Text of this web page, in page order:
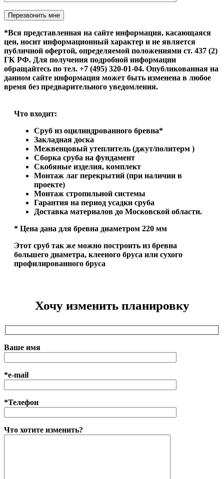
Оставьте это поле пустым.
*Вся представленная на сайте информация, касающаяся
цен, носит информационный характер и не является
публичной офертой, определяемой положениями ст. 437 (2)
ГК РФ. Для получения подробной информации
обращайтесь по тел. +7 (495) 320-01-04. Опубликованная на
данном сайте информация может быть изменена в любое
время без предварительного уведомления.
Что входит:
Сруб из оцилиндрованного бревна*
Закладная доска
Межвенцовый утеплитель (джут/политерм )
Сборка сруба на фундамент
Скобяные изделия, комплект
Монтаж лаг перекрытий (при наличии в
проекте)
Монтаж стропильной системы
Гарантия на период усадки сруба
Доставка материалов до Московской области.
* Цена дана для бревна диаметром 220 мм
Этот сруб так же можно построить из бревна
большего диаметра, клееного бруса или сухого
профилированного бруса
Хочу изменить планировку
Ваше имя
*e-mail
*Телефон
Что хотите изменить?